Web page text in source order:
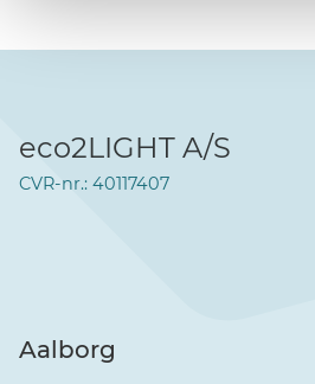
eco2LIGHT A/S
CVR-nr.: 40117407
Aalborg